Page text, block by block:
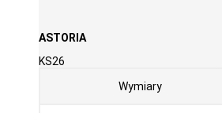
ASTORIA
KS26
Wymiary